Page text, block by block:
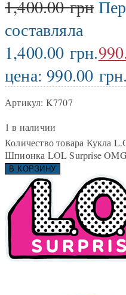
1,400.00грн
составляла
1,400.00 грн.
цена: 990.00 грн.
Артикул: K7707
1 в наличии
Количество товара Кукла
Шпионка LOL Surprise
В КОРЗИНУ